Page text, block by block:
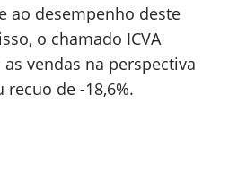
ao desempenho deste
o chamado ICVA
vendas na perspectiva
de -18,6%.